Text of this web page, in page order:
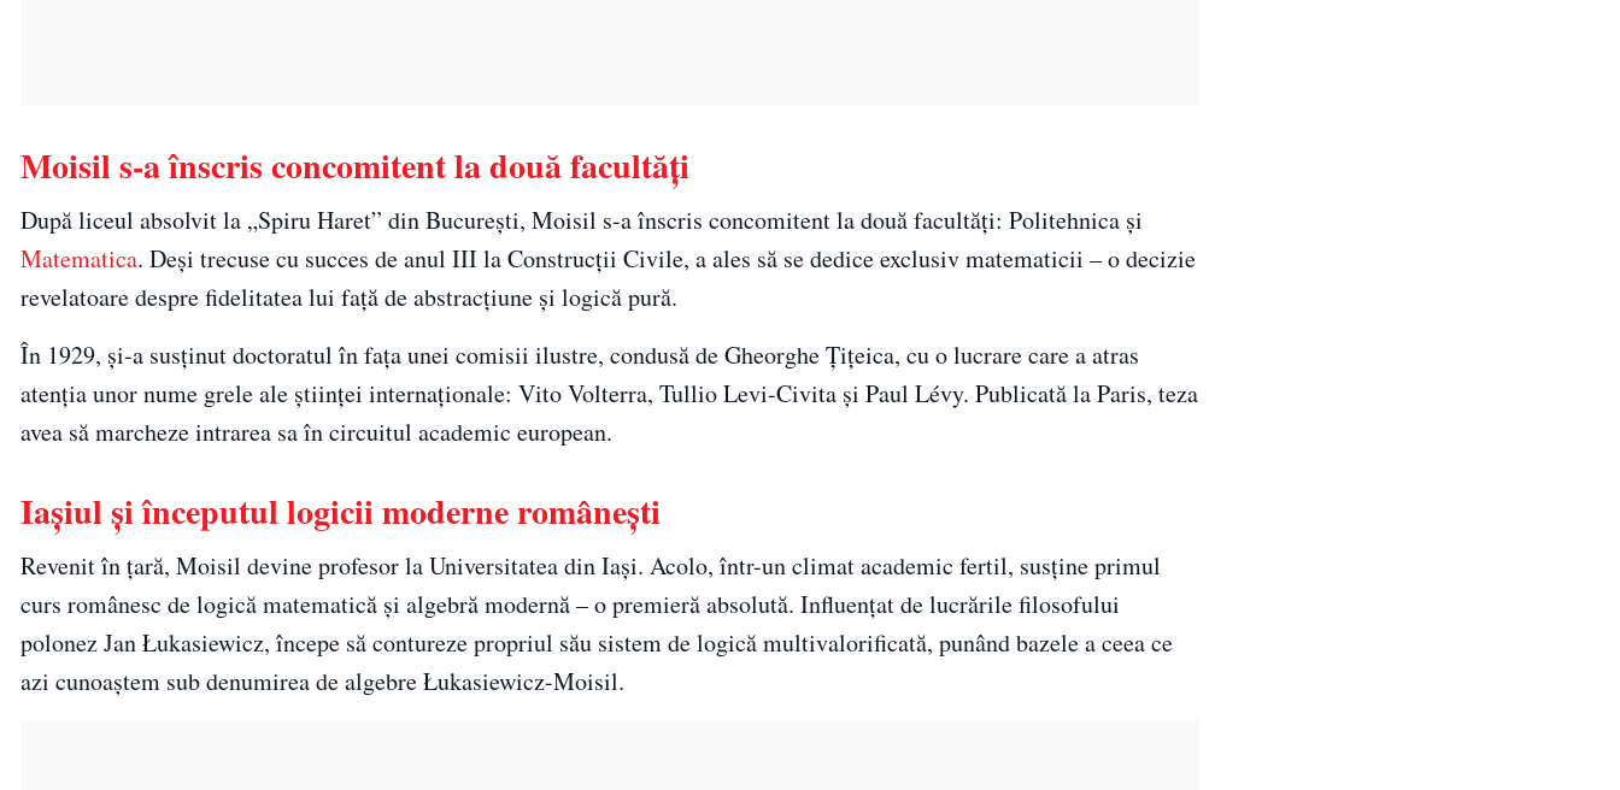
Moisil s-a înscris concomitent la două facultăți
După liceul absolvit la „Spiru Haret” din București, Moisil s-a înscris concomitent la două facultăți: Politehnica și
Matematica. Deși trecuse cu succes de anul III la Construcții Civile, a ales să se dedice exclusiv matematicii – o decizie
revelatoare despre fidelitatea lui față de abstracțiune și logică pură.
În 1929, și-a susținut doctoratul în fața unei comisii ilustre, condusă de Gheorghe Țițeica, cu o lucrare care a atras
atenția unor nume grele ale științei internaționale: Vito Volterra, Tullio Levi-Civita și Paul Lévy. Publicată la Paris, teza
avea să marcheze intrarea sa în circuitul academic european.
Iașiul și începutul logicii moderne românești
Revenit în țară, Moisil devine profesor la Universitatea din Iași. Acolo, într-un climat academic fertil, susține primul
curs românesc de logică matematică și algebră modernă – o premieră absolută. Influențat de lucrările filosofului
polonez Jan Łukasiewicz, începe să contureze propriul său sistem de logică multivalorificată, punând bazele a ceea ce
azi cunoaștem sub denumirea de algebre Łukasiewicz-Moisil.